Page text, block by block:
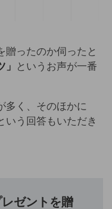
贈ったのか伺ったと
というお声が一番
多く、そのほかに
いう回答もいただき
ゼントを贈